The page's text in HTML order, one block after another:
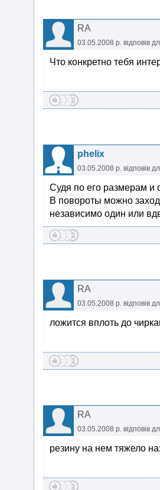
RA
03.05.2008 р. відповів
Что конкретно тебя
phelix
03.05.2008 р. відповів
Судя по его размерам и
В повороты можно
независимо один или
RA
03.05.2008 р. відповів
ложится вплоть до
RA
03.05.2008 р. відповів
резину на нем тяжело